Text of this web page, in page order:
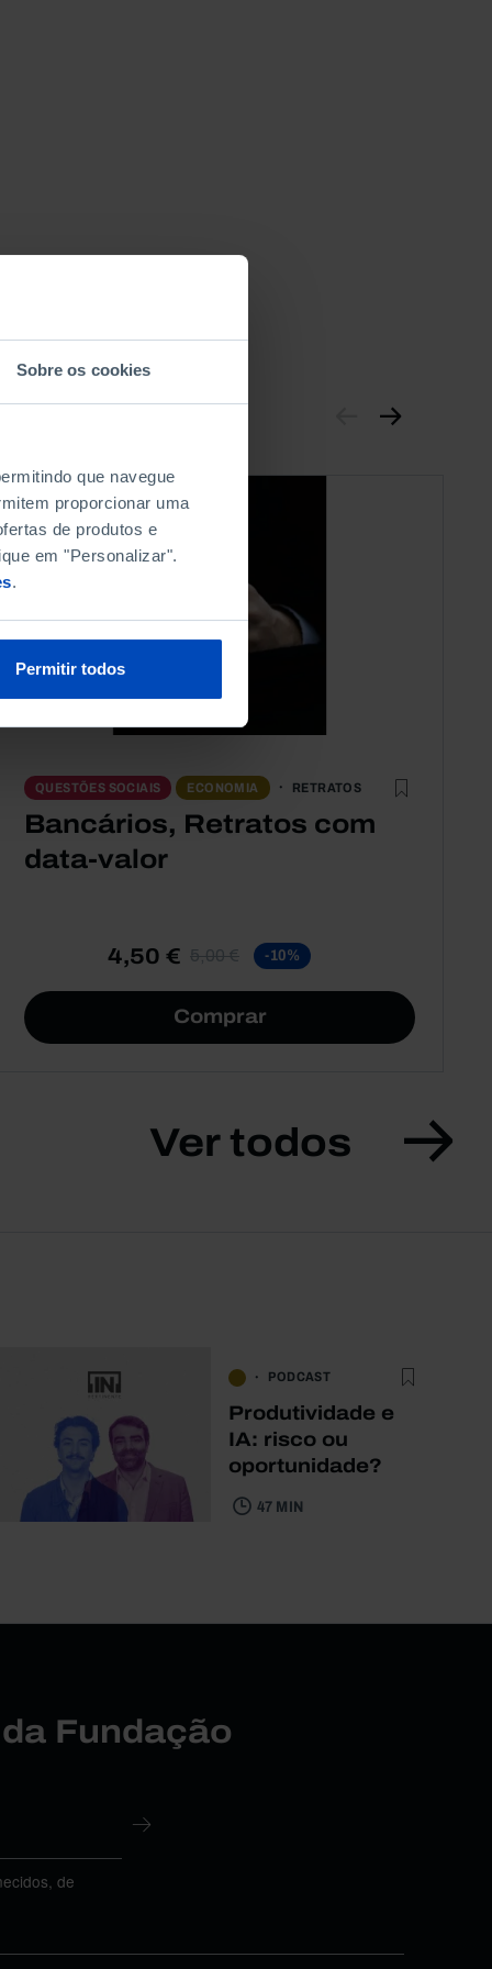
Sobre os cookies
que navegue
proporcionar uma
de produtos e
em "Personalizar".
.
Permitir todos
QUESTÕES SOCIAIS ECONOMIA RETRATOS
Bancários, Retratos com
data-valor
4,50 € 5,00 € -10%
Comprar
Ver todos
PODCAST
Produtividade e
IA: risco ou
oportunidade?
47 MIN
Fundação
de